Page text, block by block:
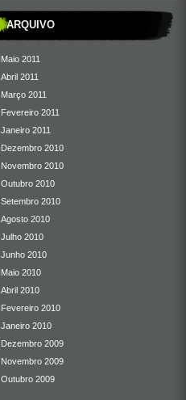
ARQUIVO
Maio 2011
Abril 2011
Março 2011
Fevereiro 2011
Janeiro 2011
Dezembro 2010
Novembro 2010
Outubro 2010
Setembro 2010
Agosto 2010
Julho 2010
Junho 2010
Maio 2010
Abril 2010
Fevereiro 2010
Janeiro 2010
Dezembro 2009
Novembro 2009
Outubro 2009